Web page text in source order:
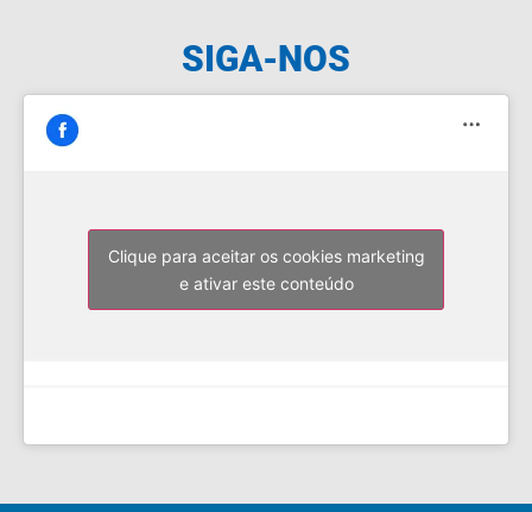
SIGA-NOS
Clique para aceitar os cookies marketing
e ativar este conteúdo